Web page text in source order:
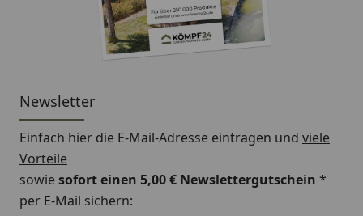
Newsletter
Einfach hier die E-Mail-Adresse eintragen und viele
Vorteile
sowiesofort einen 5,00 € Newslettergutschein *
per E-Mail sichern: